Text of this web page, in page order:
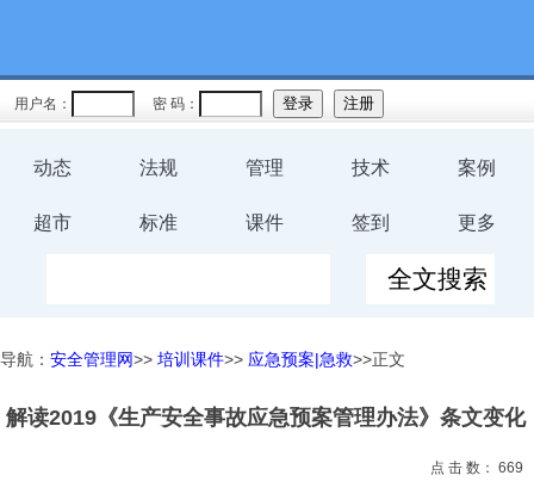
用户名： 密 码：
动态 法规 管理 技术 案例
超市 标准 课件 签到 更多
规程
预案
评价
生
环保
导航： 安全管理网>> 培训课件>> 应急预案|急救>>正文
解读2019《生产安全事故应急预案管理办法》条文变化
点 击 数： 669